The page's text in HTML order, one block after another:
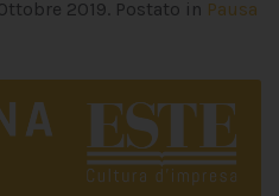
2019. Postato in Pausa